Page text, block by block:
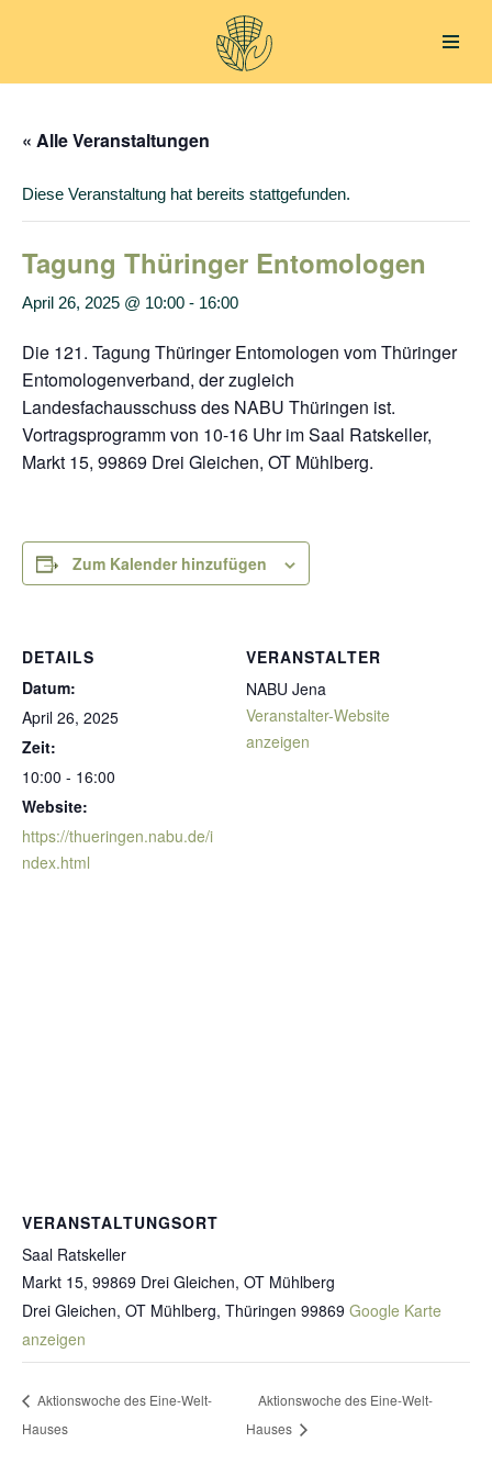
Inhalt
« Alle Veranstaltungen
Diese Veranstaltung hat bereits stattgefunden.
Tagung Thüringer Entomologen
April 26, 2025 @ 10:00 - 16:00
Die 121. Tagung Thüringer Entomologen vom Thüringer
Entomologenverband, der zugleich
Landesfachausschuss des NABU Thüringen ist.
Vortragsprogramm von 10-16 Uhr im Saal Ratskeller,
Markt 15, 99869 Drei Gleichen, OT Mühlberg.
Zum Kalender hinzufügen
DETAILS
Datum:
April 26, 2025
Zeit:
10:00 - 16:00
Website:
https://thueringen.nabu.de/i
ndex.html
VERANSTALTER
NABU Jena
Veranstalter-Website
anzeigen
VERANSTALTUNGSORT
Saal Ratskeller
Markt 15, 99869 Drei Gleichen, OT Mühlberg
Drei Gleichen, OT Mühlberg, Thüringen 99869 Google Karte
anzeigen
Aktionswoche des Eine-Welt-
Hauses
Aktionswoche des Eine-Welt-
Hauses